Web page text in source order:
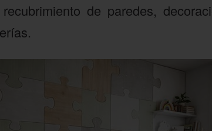
de paredes,